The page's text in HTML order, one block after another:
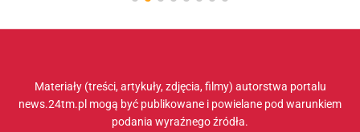
Materiały (treści, artykuły, zdjęcia, filmy) autorstwa portalu
news.24tm.pl mogą być publikowane i powielane pod warunkiem
podania wyraźnego źródła.